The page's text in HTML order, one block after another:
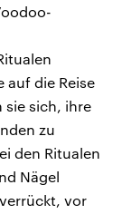
auf die Reise
sie sich, ihre
zu
den Ritualen
Nägel
vor